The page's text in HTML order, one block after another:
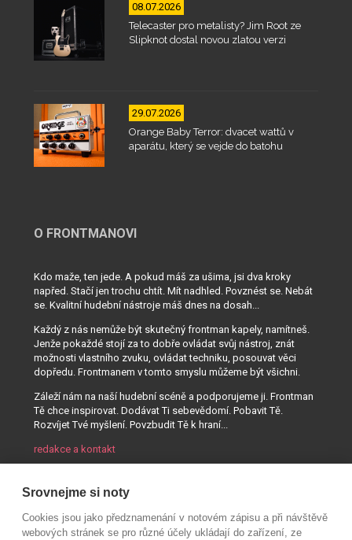
08.07.2026
Telecaster pro metalisty? Jim Root ze
Slipknot dostal novou zlatou verzi
29.07.2026
Orange Baby Terror: dvacet wattů v
aparátu, který se vejde do batohu
O FRONTMANOVI
Kdo maže, ten jede. A pokud máš za ušima, jsi dva kroky
napřed. Stačí jen trochu chtít. Mít nadhled. Povznést se. Nebát
se. Kvalitní hudební nástroje máš dnes na dosah...
Každý z nás nemůže být skutečný frontman kapely, namítneš.
Jenže pokaždé stojí za to dobře ovládat svůj nástroj, znát
možnosti vlastního zvuku, ovládat techniku, posouvat věci
dopředu. Frontmanem v tomto smyslu můžeme být všichni.
Záleží nám na naší hudební scéně a podporujeme ji. Frontman
Tě chce inspirovat. Dodávat Ti sebevědomí. Pobavit Tě.
Rozvíjet Tvé myšlení. Povzbudit Tě k hraní...
redakce a kontakt
Srovnejme si noty
Cookies jsou jako předznamenání v notovém zápisu a při návštěvě
webových stránek se pro různé účely ukládají do zařízení, ze